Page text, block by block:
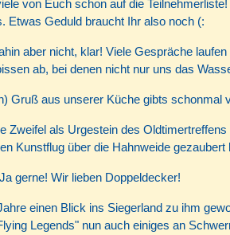
von Euch schon auf die
Etwas Geduld braucht Ihr also noch (:
aber nicht, klar! Viele Gespräche
ab, bei denen nicht nur uns das
Gruß aus unserer Küche gibts schonmal
Zweifel als Urgestein des
Kunstflug über die Hahnweide
gerne! Wir lieben Doppeldecker!
einen Blick ins Siegerland zu ihm
Legends" nun auch einiges an